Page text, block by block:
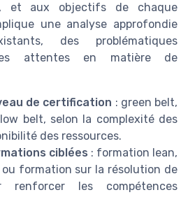
et aux objectifs de chaque
une analyse approfondie
des problématiques
attentes en matière de
de certification : green belt,
belt, selon la complexité des
des ressources.
ciblées : formation lean,
formation sur la résolution de
renforcer les compétences